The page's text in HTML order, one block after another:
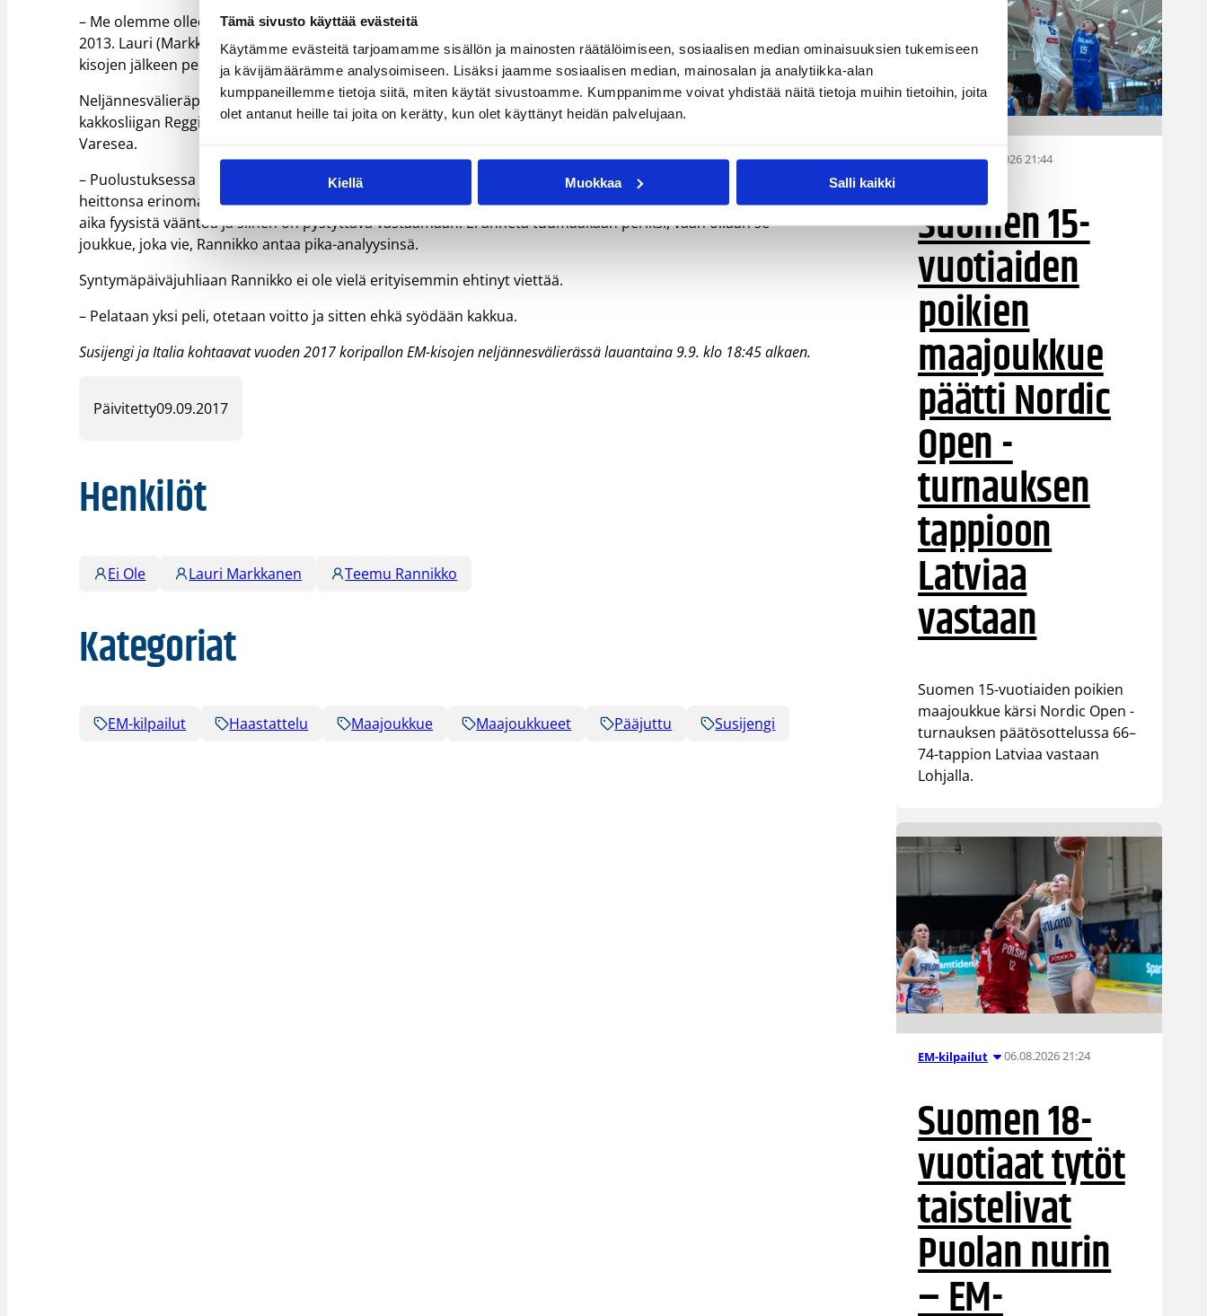
Tämä sivusto käyttää evästeitä
Käytämme evästeitä tarjoamamme sisällön ja mainosten räätälöimiseen, sosiaalisen median ominaisuuksien tukemiseen
ja kävijämäärämme analysoimiseen. Lisäksi jaamme sosiaalisen median, mainosalan ja analytiikka-alan
kumppaneillemme tietoja siitä, miten käytät sivustoamme. Kumppanimme voivat yhdistää näitä tietoja muihin tietoihin, joita
olet antanut heille tai joita on kerätty, kun olet käyttänyt heidän palvelujaan.
Kiellä Muokkaa Salli kaikki
– Me olemme olleet hyvä joukkue jo vuosikausia, mutta onhan meillä enemmän aseita kuin vaikka vuonna
2013. Lauri (Markkanen) on tuonut peliimme ihan uuden elementin ja useampi pelaajamme on Slovenian
kisojen jälkeen pelannut monta vuotta ammattilaisena ulkomailla.
Neljännesvälieräpäivänä 37-vuotisjuhliaan viettävä Teemu Rannikko aloitti oman ammattilaisuransa Italian
kakkosliigan Reggio Emiliassa syksyllä 2000 ja edusti vuosien 2002-05 ja 2010-12 aikana Serie A:ssa Pesaroa ja
Varesea.
– Puolustuksessa meidän pitää tehdä Italian pelistä vaikeaa. Italia on heittänyt turnauksessa kolmen pisteen
heittonsa erinomaisesti, ja meidän on pysyttävä häiritsemään sitä. Italiaa vastaan pelaaminen on perinteisesti
aika fyysistä vääntöä ja siihen on pystyttävä vastaamaan. Ei anneta tuumaakaan periksi, vaan ollaan se
joukkue, joka vie, Rannikko antaa pika-analyysinsä.
Syntymäpäiväjuhliaan Rannikko ei ole vielä erityisemmin ehtinyt viettää.
– Pelataan yksi peli, otetaan voitto ja sitten ehkä syödään kakkua.
Susijengi ja Italia kohtaavat vuoden 2017 koripallon EM-kisojen neljännesvälierässä lauantaina 9.9. klo 18:45 alkaen.
Päivitetty09.09.2017
Henkilöt
Ei Ole Lauri Markkanen Teemu Rannikko
Kategoriat
EM-kilpailut Haastattelu Maajoukkue Maajoukkueet Pääjuttu Susijengi
MU15 06.08.2026 21:44
Suomen 15-
vuotiaiden
poikien
maajoukkue
päätti Nordic
Open -
turnauksen
tappioon
Latviaa
vastaan
Suomen 15-vuotiaiden poikien
maajoukkue kärsi Nordic Open -
turnauksen päätösottelussa 66–
74-tappion Latviaa vastaan
Lohjalla.
EM-kilpailut 06.08.2026 21:24
Suomen 18-
vuotiaat tytöt
taistelivat
Puolan nurin
– EM-